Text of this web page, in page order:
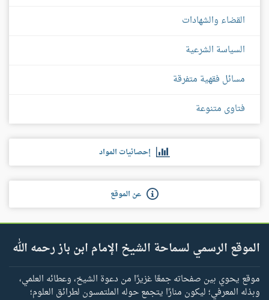
القضاء والشهادات
السياسة الشرعية
مسائل فقهية متفرقة
فتاوى متنوعة
إحصائيات المواد
عن الموقع
الموقع الرسمي لسماحة الشيخ الإمام ابن باز رحمه الله
موقع يحوي بين صفحاته جمعًا غزيرًا من دعوة الشيخ، وعطائه العلمي،
وبذله المعرفي؛ ليكون منارًا يتجمع حوله الملتمسون لطرائق العلوم؛